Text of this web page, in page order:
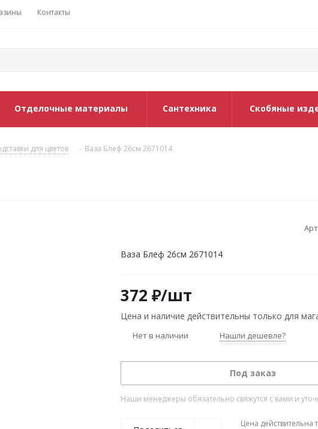
Контакты
Отделочные материалы Сантехника Скобяные
для цветов - Ваза Блеф 26см 2671014
Ваза Блеф 26см 2671014
372 ₽/шт
Цена и наличие действительны только для
Нет в наличии Нашли дешевле?
Под заказ
Наши менеджеры обязательно свяжутся с вами и
Цена действительна